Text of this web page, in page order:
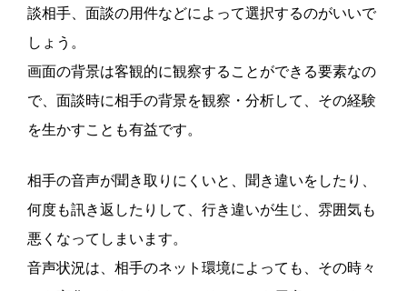
談相手、面談の用件などによって選択するのがいいで
しょう。
画面の背景は客観的に観察することができる要素なの
で、面談時に相手の背景を観察・分析して、その経験
を生かすことも有益です。
相手の音声が聞き取りにくいと、聞き違いをしたり、
何度も訊き返したりして、行き違いが生じ、雰囲気も
悪くなってしまいます。
音声状況は、相手のネット環境によっても、その時々